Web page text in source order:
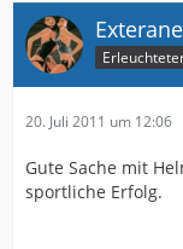
20. Juli 2011 um 12:06
Gute Sache mit
sportliche Erfolg.